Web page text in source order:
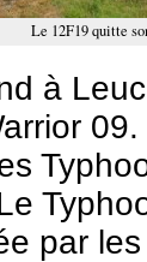
Le 12F19 quitte
à
Le
par